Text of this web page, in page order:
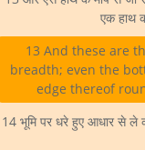
एक हाथ
13 And these are
breadth; even the
edge thereof
14 भूमि पर धरे हुए आधार से ले